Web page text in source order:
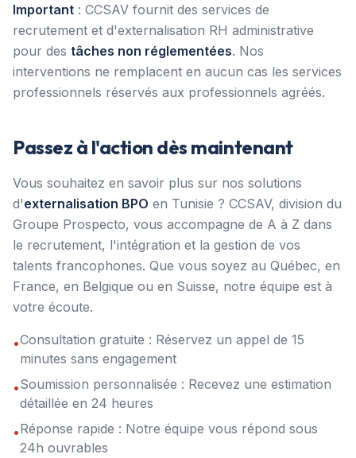
Important : CCSAV fournit des services de
recrutement et d'externalisation RH administrative
pour des tâches non réglementées. Nos
interventions ne remplacent en aucun cas les services
professionnels réservés aux professionnels agréés.
Passez à l'action dès maintenant
Vous souhaitez en savoir plus sur nos solutions
d'externalisation BPO en Tunisie ? CCSAV, division du
Groupe Prospecto, vous accompagne de A à Z dans
le recrutement, l'intégration et la gestion de vos
talents francophones. Que vous soyez au Québec, en
France, en Belgique ou en Suisse, notre équipe est à
votre écoute.
•Consultation gratuite : Réservez un appel de 15
minutes sans engagement
•Soumission personnalisée : Recevez une estimation
détaillée en 24 heures
•Réponse rapide : Notre équipe vous répond sous
24h ouvrables